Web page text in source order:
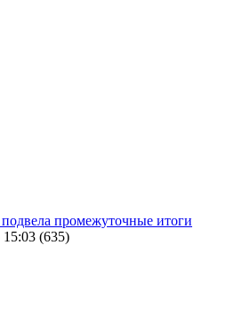
промежуточные итоги
15:03 (635)